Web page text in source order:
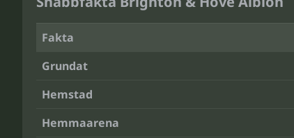
Fakta
Grundat
Hemstad
Hemmaarena